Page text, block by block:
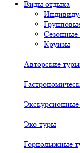
Виды отдыха
Круизы
Авторские туры
Эко-туры
Горнолыжные